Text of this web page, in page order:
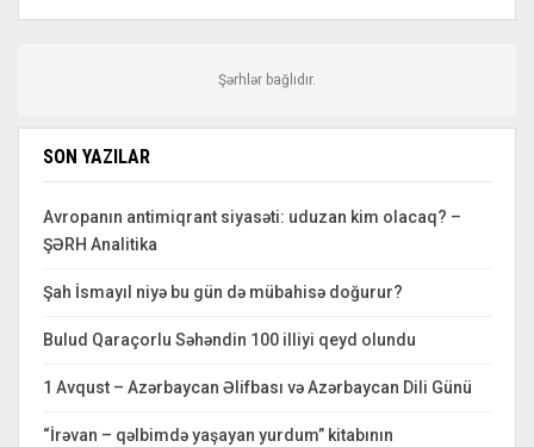
Şərhlər bağlıdır.
SON YAZILAR
Avropanın antimiqrant siyasəti: uduzan kim olacaq? –
ŞƏRH Analitika
Şah İsmayıl niyə bu gün də mübahisə doğurur?
Bulud Qaraçorlu Səhəndin 100 illiyi qeyd olundu
1 Avqust – Azərbaycan Əlifbası və Azərbaycan Dili Günü
“İrəvan – qəlbimdə yaşayan yurdum” kitabının